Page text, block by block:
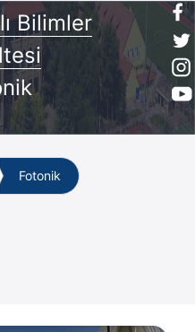
Bilimler
Okulları
Bilimler Fakültesi
Fotonik